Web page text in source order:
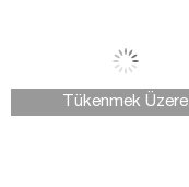
Tükenmek Üzere